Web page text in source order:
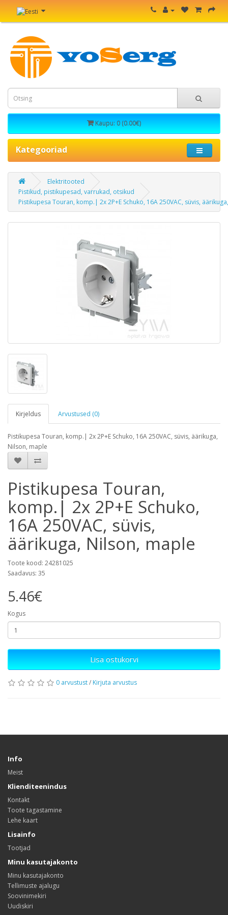
Kaupu: 0 (0.00€)
Kategooriad
Elektritooted
Pistikud, pistikupesad, varrukad, otsikud
Pistikupesa Touran, komp.| 2x 2P+E Schuko, 16A 250VAC, süvis,
Kirjeldus Arvustused (0)
Pistikupesa Touran, komp.| 2x 2P+E Schuko, 16A 250VAC, süvis, äärikuga,
Nilson, maple
Pistikupesa Touran,
komp.| 2x 2P+E Schuko,
16A 250VAC, süvis,
äärikuga, Nilson, maple
Toote kood: 24281025
Saadavus: 35
5.46€
Kogus
Lisa ostukorvi
0 arvustust/ Kirjuta arvustus
Info
Meist
Klienditeenindus
Kontakt
Toote tagastamine
Lehe kaart
Lisainfo
Tootjad
Minu kasutajakonto
Minu kasutajakonto
Tellimuste ajalugu
Soovinimekiri
Uudiskiri